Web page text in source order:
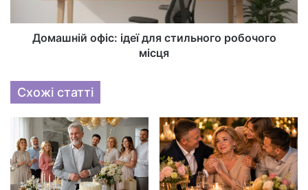
Домашній офіс: ідеї для стильного робочого
місця
Схожі статті